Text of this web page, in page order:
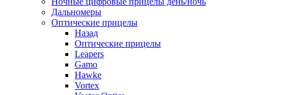
Дальномеры
Оптические прицелы
Назад
Оптические прицелы
Leapers
Gamo
Hawke
Vortex